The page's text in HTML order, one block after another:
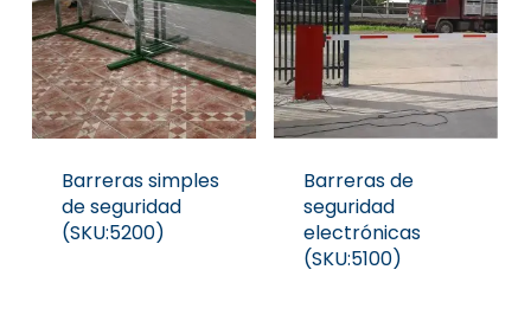
Barreras simples
de seguridad
(SKU:5200)
Barreras de
seguridad
electrónicas
(SKU:5100)